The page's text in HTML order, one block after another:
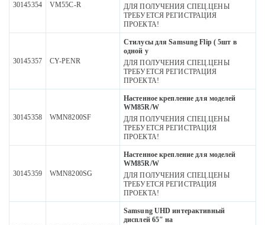
30145354 VM55C-R
ДЛЯ ПОЛУЧЕНИЯ СПЕЦ.ЦЕНЫ
ТРЕБУЕТСЯ РЕГИСТРАЦИЯ
ПРОЕКТА!
30145357 CY-PENR
Стилусы для Samsung Flip ( 5шт в
одной у
ДЛЯ ПОЛУЧЕНИЯ СПЕЦ.ЦЕНЫ
ТРЕБУЕТСЯ РЕГИСТРАЦИЯ
ПРОЕКТА!
30145358 WMN8200SF
Настенное крепление для моделей
WM85R/W
ДЛЯ ПОЛУЧЕНИЯ СПЕЦ.ЦЕНЫ
ТРЕБУЕТСЯ РЕГИСТРАЦИЯ
ПРОЕКТА!
30145359 WMN8200SG
Настенное крепление для моделей
WM85R/W
ДЛЯ ПОЛУЧЕНИЯ СПЕЦ.ЦЕНЫ
ТРЕБУЕТСЯ РЕГИСТРАЦИЯ
ПРОЕКТА!
Samsung UHD интерактивный
дисплей 65" на